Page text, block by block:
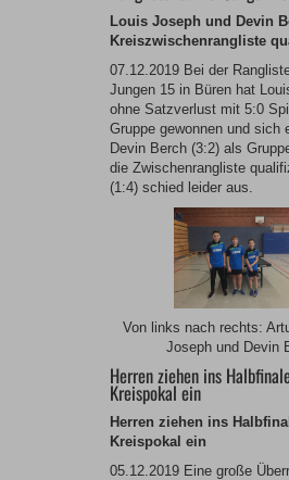
Louis Joseph und Devin
Kreiszwischenrangliste
07.12.2019 Bei der
Jungen 15 in Büren hat
ohne Satzverlust mit 5:0
Gruppe gewonnen und sich
Devin Berch (3:2) als
die Zwischenrangliste
(1:4) schied leider aus.
Von links nach rechts:
Joseph und Devin
Herren ziehen ins
Kreispokal ein
Herren ziehen ins
Kreispokal ein
05.12.2019 Eine große